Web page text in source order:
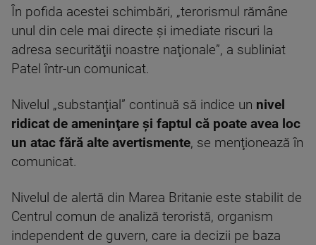
În pofida acestei schimbări, „terorismul rămâne
unul din cele mai directe şi imediate riscuri la
adresa securităţii noastre naţionale”, a subliniat
Patel într-un comunicat.
Nivelul „substanţial” continuă să indice un nivel
ridicat de ameninţare şi faptul că poate avea loc
un atac fără alte avertismente, se menţionează în
comunicat.
Nivelul de alertă din Marea Britanie este stabilit de
Centrul comun de analiză teroristă, organism
independent de guvern, care ia decizii pe baza